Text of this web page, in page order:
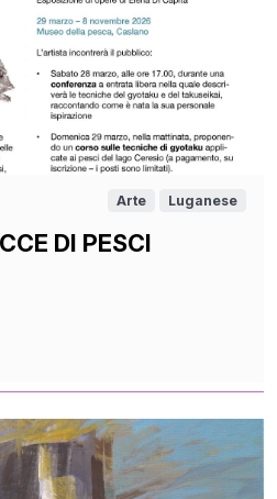
Arte Luganese
DI PESCI